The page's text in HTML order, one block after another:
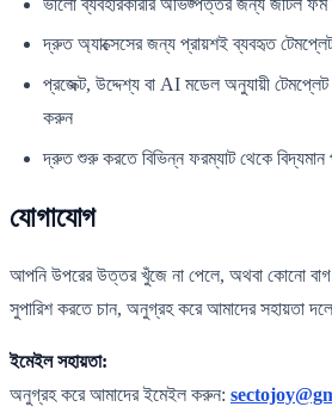
দ্রুত অ্যাক্সেসের জন্য প্রায়শই ব্যবহৃত
প্রজেক্ট, উদ্দেশ্য বা AI মডেল অনুযায়ী
করুন
দ্রুত শুরু করতে বিভিন্ন ফরম্যাট থেকে
যোগাযোগ
আপনি উপরের উত্তর খুঁজে না পেলে, অথবা কোনো বাগ
সুপারিশ করতে চান, অনুগ্রহ করে আমাদের সহায়তা
ইমেইল সহায়তা:
অনুগ্রহ করে আমাদের ইমেইল করুন: